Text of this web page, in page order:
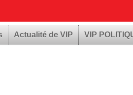
Actualité de VIP VIP